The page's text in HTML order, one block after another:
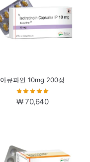
아큐파인 10mg 200정
₩70,640